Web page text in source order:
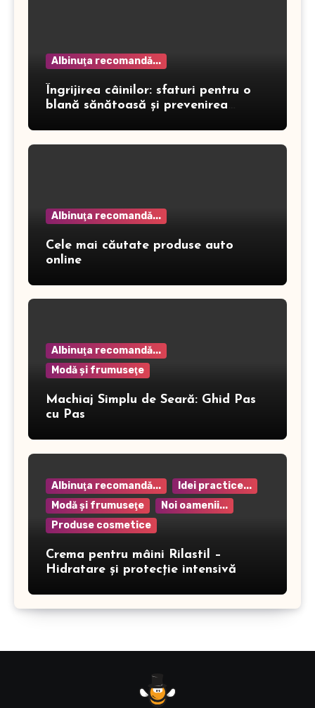
Albinuţa recomandă...
Îngrijirea câinilor: sfaturi pentru o
blană sănătoasă și prevenirea
Albinuţa recomandă...
Cele mai căutate produse auto
online
Albinuţa recomandă...
Modă şi frumuseţe
Machiaj Simplu de Seară: Ghid Pas
cu Pas
Albinuţa recomandă...
Idei practice...
Modă şi frumuseţe
Noi oamenii...
Produse cosmetice
Crema pentru mâini Rilastil –
Hidratare și protecție intensivă